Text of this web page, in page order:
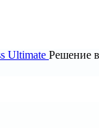
Ultimate Решение